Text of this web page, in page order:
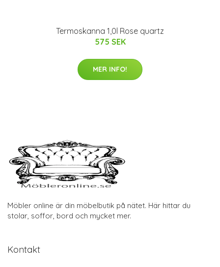
Termoskanna 1,0l Rose quartz
575 SEK
MER INFO!
Möbler online är din möbelbutik på nätet. Här hittar du
stolar, soffor, bord och mycket mer.
Kontakt